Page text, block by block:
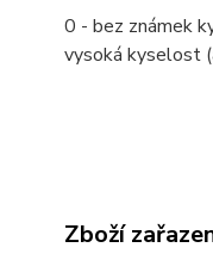
0 - bez známek
vysoká kyselost
Zboží